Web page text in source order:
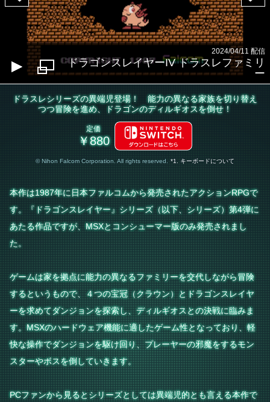
2024/04/11 配信
ドラゴンスレイヤーIV ドラスレファミリ
ー
ドラスレシリーズの異端児登場！ 能力の異なる家族を切り替え
つつ冒険を進め、ドラゴンのディルギオスを倒せ！
定価
￥880
© Nihon Falcom Corporation. All rights reserved. *1. キーボードについて
本作は1987年に日本ファルコムから発売されたアクションRPGで
す。『ドラゴンスレイヤー』シリーズ（以下、シリーズ）第4弾に
あたる作品ですが、MSXとコンシューマー版のみ発売されまし
た。
ゲームは家を拠点に能力の異なるファミリーを交代しながら冒険
するというもので、４つの宝冠（クラウン）とドラゴンスレイヤ
ーを求めてダンジョンを探索し、ディルギオスとの決戦に臨みま
す。MSXのハードウェア機能に適したゲーム性となっており、軽
快な操作でダンジョンを駆け回り、プレーヤーの邪魔をするモン
スターやボスを倒していきます。
PCファンから見るとシリーズとしては異端児的とも言える本作で